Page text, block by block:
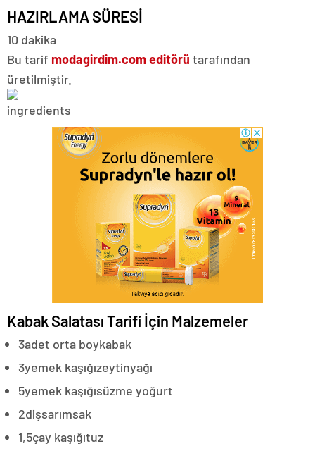
HAZIRLAMA SÜRESİ
10 dakika
Bu tarif modagirdim.com editörü tarafından
üretilmiştir.
Kabak Salatası Tarifi İçin Malzemeler
3adet orta boykabak
3yemek kaşığızeytinyağı
5yemek kaşığısüzme yoğurt
2dişsarımsak
1,5çay kaşığıtuz